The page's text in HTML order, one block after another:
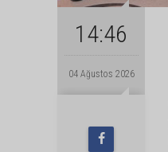
14:46
04 Ağustos 2026